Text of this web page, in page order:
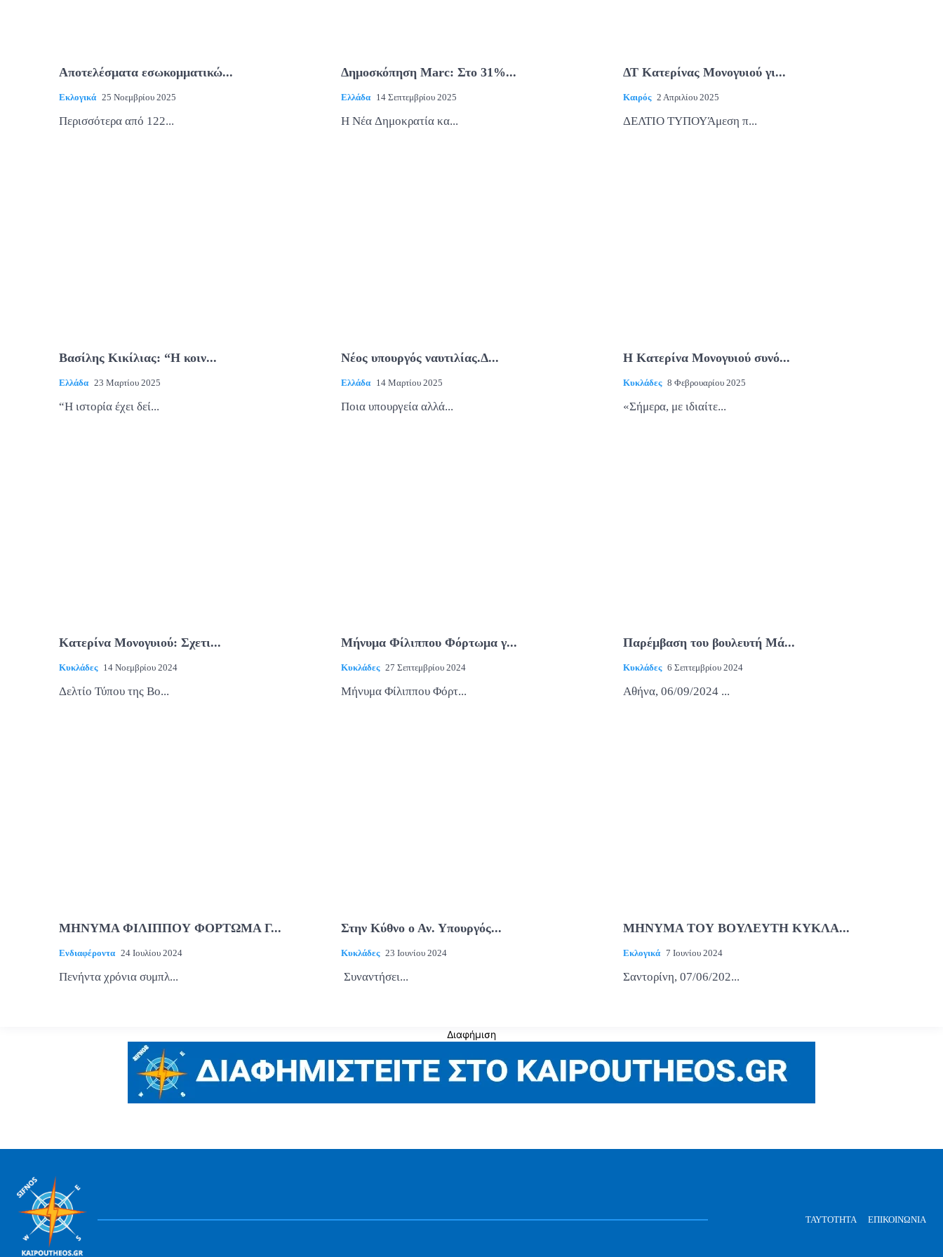
Αποτελέσματα εσωκομματικώ...
Εκλογικά 25 Νοεμβρίου 2025
Περισσότερα από 122...
Δημοσκόπηση Marc: Στο 31%...
Ελλάδα 14 Σεπτεμβρίου 2025
Η Νέα Δημοκρατία κα...
ΔΤ Κατερίνας Μονογυιού γι...
Καιρός 2 Απριλίου 2025
ΔΕΛΤΙΟ ΤΥΠΟΥΆμεση π...
Βασίλης Κικίλιας: “Η κοιν...
Ελλάδα 23 Μαρτίου 2025
“H ιστορία έχει δεί...
Νέος υπουργός ναυτιλίας.Δ...
Ελλάδα 14 Μαρτίου 2025
Ποια υπουργεία αλλά...
Η Κατερίνα Μονογυιού συνό...
Κυκλάδες 8 Φεβρουαρίου 2025
«Σήμερα, με ιδιαίτε...
Κατερίνα Μονογυιού: Σχετι...
Κυκλάδες 14 Νοεμβρίου 2024
Δελτίο Τύπου της Βο...
Μήνυμα Φίλιππου Φόρτωμα γ...
Κυκλάδες 27 Σεπτεμβρίου 2024
Μήνυμα Φίλιππου Φόρτ...
Παρέμβαση του βουλευτή Μά...
Κυκλάδες 6 Σεπτεμβρίου 2024
Αθήνα, 06/09/2024 ...
ΜΗΝΥΜΑ ΦΙΛΙΠΠΟΥ ΦΟΡΤΩΜΑ Γ...
Ενδιαφέροντα 24 Ιουλίου 2024
Πενήντα χρόνια συμπλ...
Στην Κύθνο ο Αν. Υπουργός...
Κυκλάδες 23 Ιουνίου 2024
Συναντήσει...
ΜΗΝΥΜΑ ΤΟΥ ΒΟΥΛΕΥΤΗ ΚΥΚΛΑ...
Εκλογικά 7 Ιουνίου 2024
Σαντορίνη, 07/06/202...
Διαφήμιση
ΤΑΥΤΌΤΗΤΑ ΕΠΙΚΟΙΝΩΝΊΑ